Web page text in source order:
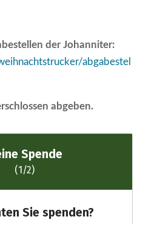
der Johanniter:
abgabestel
abgeben.